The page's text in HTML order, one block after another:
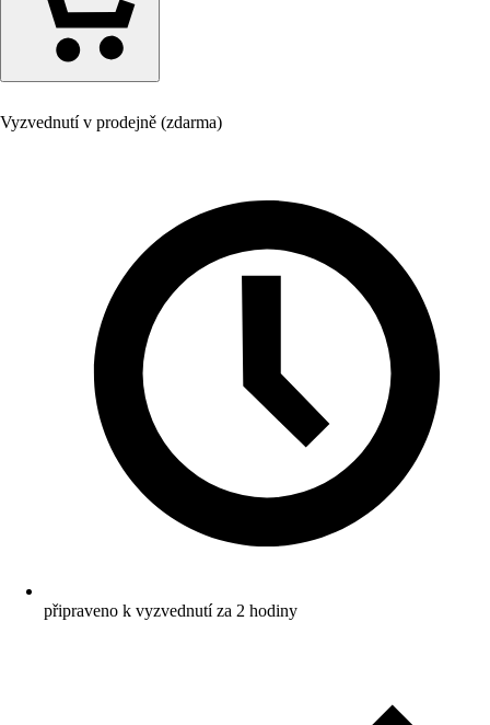
Vyzvednutí v prodejně (zdarma)
připraveno k vyzvednutí za 2 hodiny